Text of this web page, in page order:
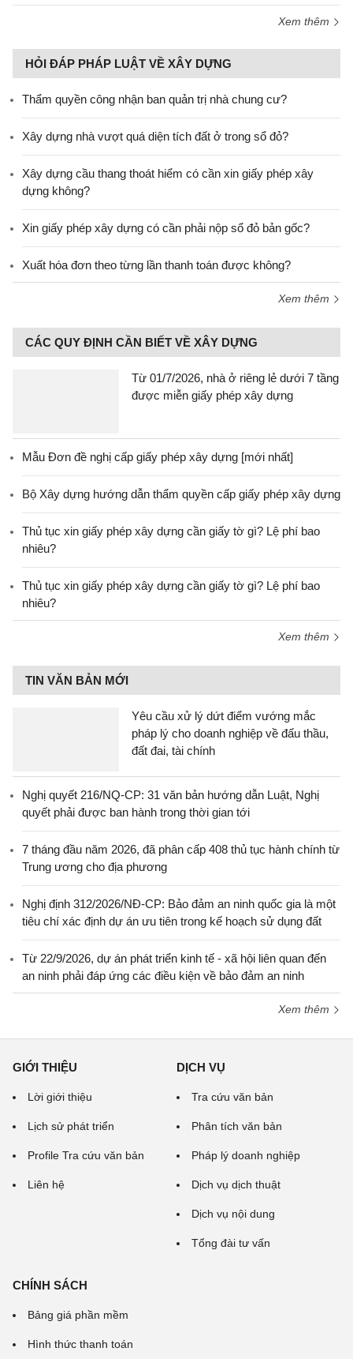
Xem thêm
HỎI ĐÁP PHÁP LUẬT VỀ XÂY DỰNG
Thẩm quyền công nhận ban quản trị nhà chung cư?
Xây dựng nhà vượt quá diện tích đất ở trong sổ đỏ?
Xây dựng cầu thang thoát hiểm có cần xin giấy phép xây
dựng không?
Xin giấy phép xây dựng có cần phải nộp sổ đỏ bản gốc?
Xuất hóa đơn theo từng lần thanh toán được không?
Xem thêm
CÁC QUY ĐỊNH CẦN BIẾT VỀ XÂY DỰNG
Từ 01/7/2026, nhà ở riêng lẻ dưới 7 tầng
được miễn giấy phép xây dựng
Mẫu Đơn đề nghị cấp giấy phép xây dựng [mới nhất]
Bộ Xây dựng hướng dẫn thẩm quyền cấp giấy phép xây dựng
Thủ tục xin giấy phép xây dựng cần giấy tờ gì? Lệ phí bao
nhiêu?
Thủ tục xin giấy phép xây dựng cần giấy tờ gì? Lệ phí bao
nhiêu?
Xem thêm
TIN VĂN BẢN MỚI
Yêu cầu xử lý dứt điểm vướng mắc
pháp lý cho doanh nghiệp về đấu thầu,
đất đai, tài chính
Nghị quyết 216/NQ-CP: 31 văn bản hướng dẫn Luật, Nghị
quyết phải được ban hành trong thời gian tới
7 tháng đầu năm 2026, đã phân cấp 408 thủ tục hành chính từ
Trung ương cho địa phương
Nghị định 312/2026/NĐ-CP: Bảo đảm an ninh quốc gia là một
tiêu chí xác định dự án ưu tiên trong kế hoạch sử dụng đất
Từ 22/9/2026, dự án phát triển kinh tế - xã hội liên quan đến
an ninh phải đáp ứng các điều kiện về bảo đảm an ninh
Xem thêm
GIỚI THIỆU
Lời giới thiệu
Lịch sử phát triển
Profile Tra cứu văn bản
Liên hệ
DỊCH VỤ
Tra cứu văn bản
Phân tích văn bản
Pháp lý doanh nghiệp
Dịch vụ dịch thuật
Dịch vụ nội dung
Tổng đài tư vấn
CHÍNH SÁCH
Bảng giá phần mềm
Hình thức thanh toán